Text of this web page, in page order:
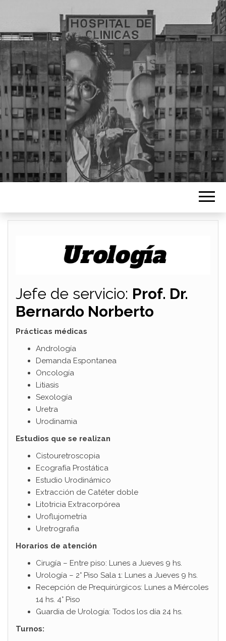
Jefe de servicio: Prof. Dr.
Bernardo Norberto
Prácticas médicas
Andrología
Demanda Espontanea
Oncología
Litiasis
Sexología
Uretra
Urodinamia
Estudios que se realizan
Cistouretroscopia
Ecografía Prostática
Estudio Urodinámico
Extracción de Catéter doble
Litotricia Extracorpórea
Uroflujometría
Uretrografia
Horarios de atención
Cirugía – Entre piso: Lunes a Jueves 9 hs.
Urología – 2° Piso Sala 1: Lunes a Jueves 9 hs.
Recepción de Prequirúrgicos: Lunes a Miércoles
14 hs. 4° Piso
Guardia de Urología: Todos los día 24 hs.
Turnos: